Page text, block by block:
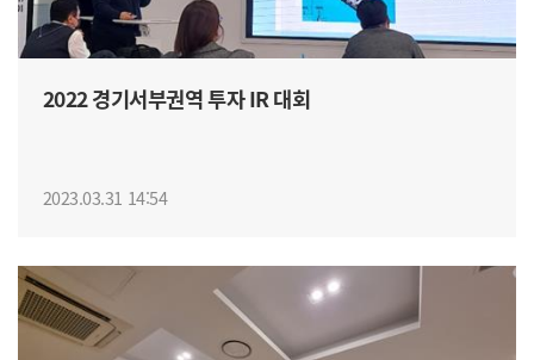
2022 경기서부권역 투자 IR 대회
2023.03.31 14:54